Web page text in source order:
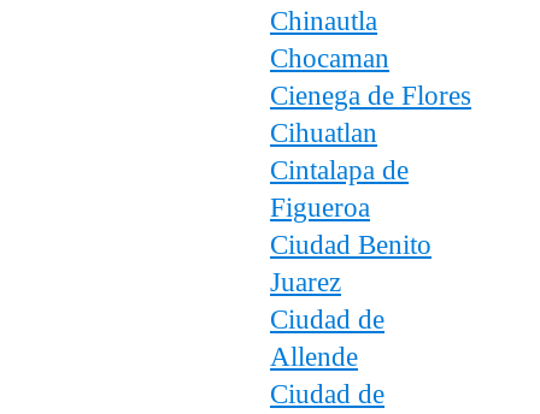
Chinautla
Chocaman
Cienega de Flores
Cihuatlan
Cintalapa de
Figueroa
Ciudad Benito
Juarez
Ciudad de
Allende
Ciudad de